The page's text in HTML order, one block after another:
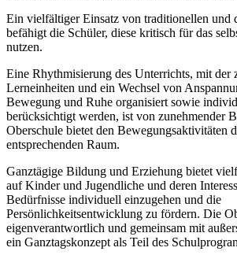
Ein vielfältiger Einsatz von traditionellen und
befähigt die Schüler, diese kritisch für das
nutzen.
Eine Rhythmisierung des Unterrichts, mit der
Lerneinheiten und ein Wechsel von
Bewegung und Ruhe organisiert sowie
berücksichtigt werden, ist von zunehmender
Oberschule bietet den Bewegungsaktivitäten
entsprechenden Raum.
Ganztägige Bildung und Erziehung bietet
auf Kinder und Jugendliche und deren
Bedürfnisse individuell einzugehen und die
Persönlichkeitsentwicklung zu fördern. Die
eigenverantwortlich und gemeinsam mit
ein Ganztagskonzept als Teil des